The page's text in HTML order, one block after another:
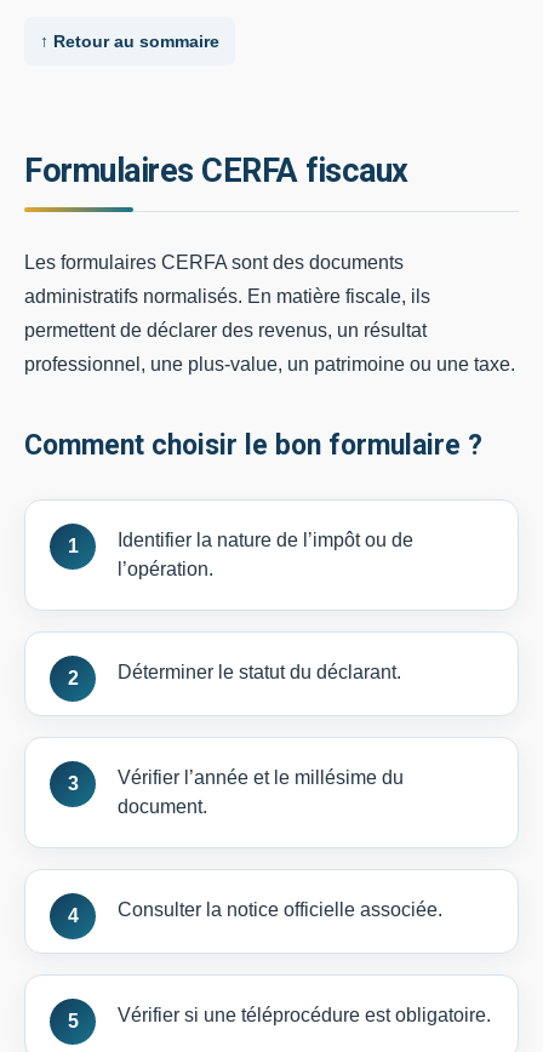
↑ Retour au sommaire
Formulaires CERFA fiscaux
Les formulaires CERFA sont des documents
administratifs normalisés. En matière fiscale, ils
permettent de déclarer des revenus, un résultat
professionnel, une plus-value, un patrimoine ou une taxe.
Comment choisir le bon formulaire ?
Identifier la nature de l’impôt ou de
l’opération.
Déterminer le statut du déclarant.
Vérifier l’année et le millésime du
document.
Consulter la notice officielle associée.
Vérifier si une téléprocédure est obligatoire.